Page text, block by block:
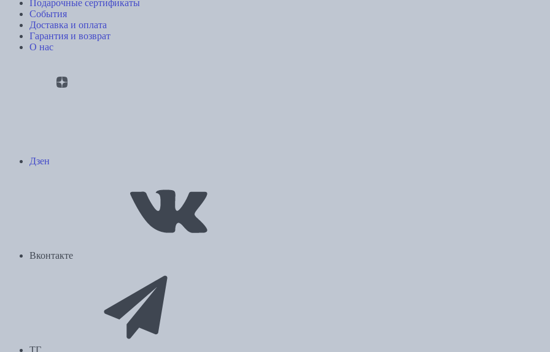
Подарочные сертификаты
События
Доставка и оплата
Гарантия и возврат
О нас
Дзен
Вконтакте